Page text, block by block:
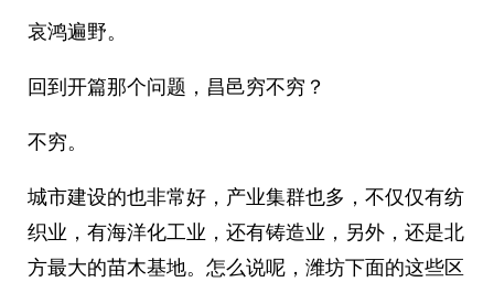
哀鸿遍野。
回到开篇那个问题，昌邑穷不穷？
不穷。
城市建设的也非常好，产业集群也多，不仅仅有纺
织业，有海洋化工业，还有铸造业，另外，还是北
方最大的苗木基地。怎么说呢，潍坊下面的这些区